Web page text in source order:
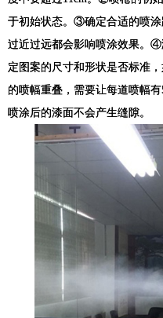
于初始状态。③确定合适的喷
过近过远都会影响喷涂效果。
定图案的尺寸和形状是否标准
的喷幅重叠，需要让每道喷幅有
喷涂后的漆面不会产生缝隙。